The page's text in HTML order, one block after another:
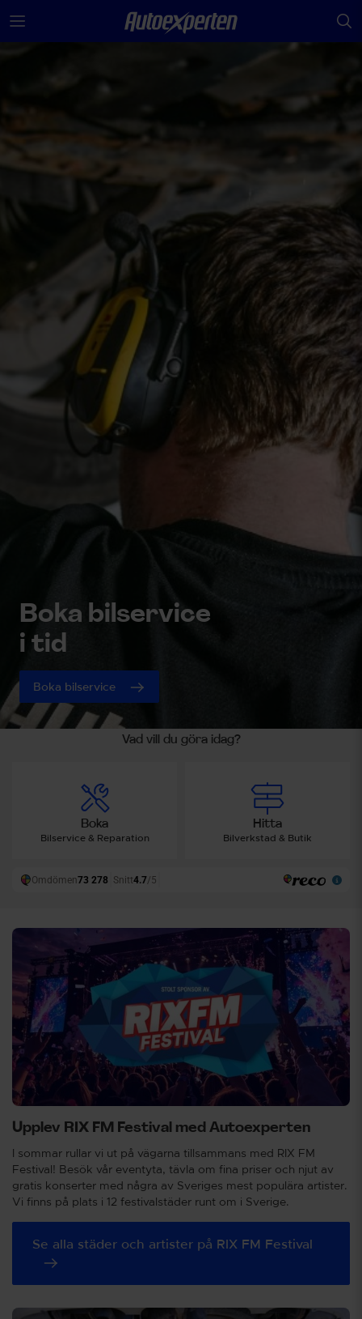
Boka bilservice
i tid
Boka bilservice
Vad vill du göra idag?
Boka
Bilservice & Reparation
Hitta
Bilverkstad & Butik
Upplev RIX FM Festival med Autoexperten
I sommar rullar vi ut på vägarna tillsammans med RIX FM
Festival! Besök vår eventyta, tävla om fina priser och njut av
gratis konserter med några av Sveriges mest populära artister.
Vi finns på plats i 12 festivalstäder runt om i Sverige.
Se alla städer och artister på RIX FM Festival